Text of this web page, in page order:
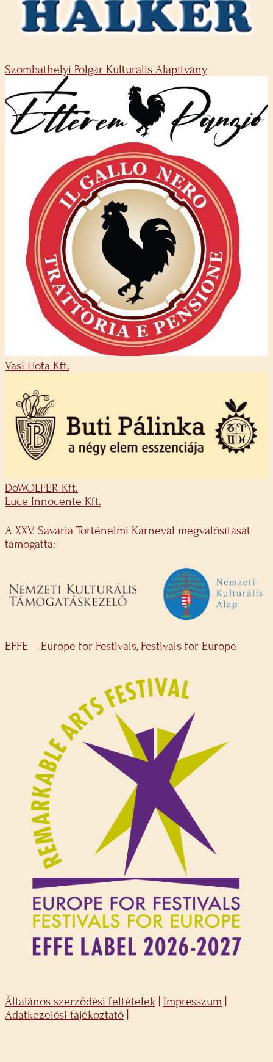
Szombathelyi Polgár Kulturális Alapítvány
Vasi Hofa Kft.
DöWOLFER Kft.
Luce Innocente Kft.
A XXV. Savaria Történelmi Karnevál megvalósítását
támogatta:
EFFE – Europe for Festivals, Festivals for Europe
Általános szerződési feltételek Impresszum
Adatkezelési tájékoztató